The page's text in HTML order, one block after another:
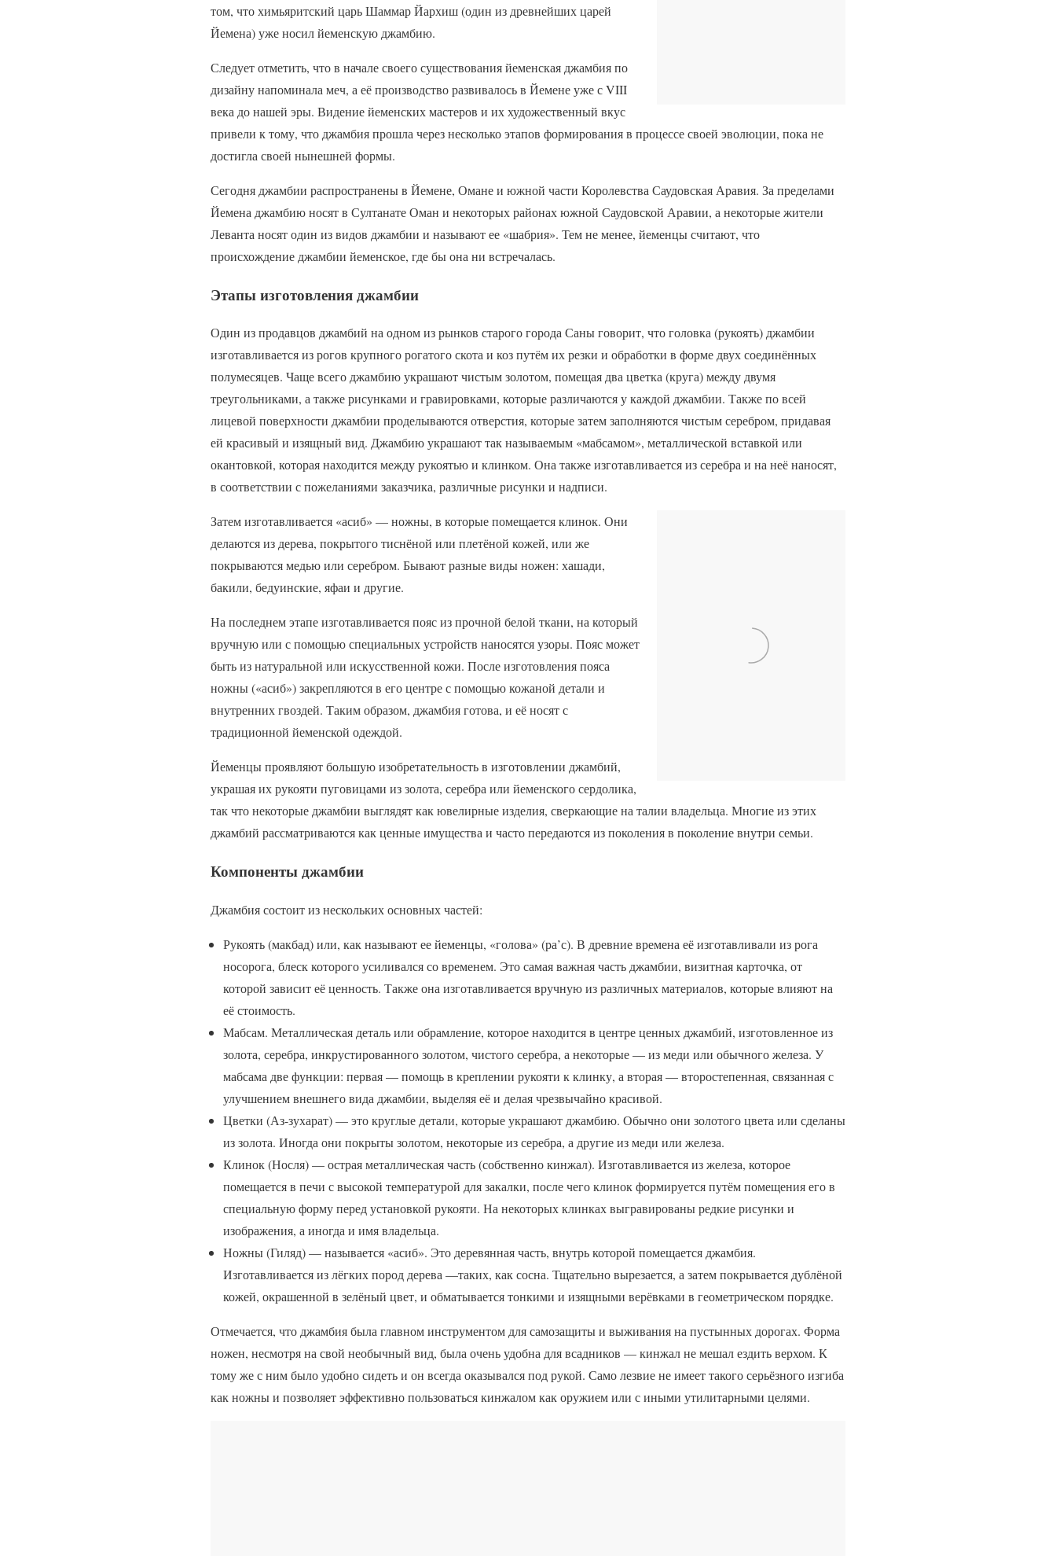
том, что химьяритский царь Шаммар Йархиш (один из древнейших царей
Йемена) уже носил йеменскую джамбию.
Следует отметить, что в начале своего существования йеменская джамбия по
дизайну напоминала меч, а её производство развивалось в Йемене уже с VIII
века до нашей эры. Видение йеменских мастеров и их художественный вкус
привели к тому, что джамбия прошла через несколько этапов формирования в процессе своей эволюции, пока не
достигла своей нынешней формы.
Сегодня джамбии распространены в Йемене, Омане и южной части Королевства Саудовская Аравия. За пределами
Йемена джамбию носят в Султанате Оман и некоторых районах южной Саудовской Аравии, а некоторые жители
Леванта носят один из видов джамбии и называют ее «шабрия». Тем не менее, йеменцы считают, что
происхождение джамбии йеменское, где бы она ни встречалась.
Этапы изготовления джамбии
Один из продавцов джамбий на одном из рынков старого города Саны говорит, что головка (рукоять) джамбии
изготавливается из рогов крупного рогатого скота и коз путём их резки и обработки в форме двух соединённых
полумесяцев. Чаще всего джамбию украшают чистым золотом, помещая два цветка (круга) между двумя
треугольниками, а также рисунками и гравировками, которые различаются у каждой джамбии. Также по всей
лицевой поверхности джамбии проделываются отверстия, которые затем заполняются чистым серебром, придавая
ей красивый и изящный вид. Джамбию украшают так называемым «мабсамом», металлической вставкой или
окантовкой, которая находится между рукоятью и клинком. Она также изготавливается из серебра и на неё наносят,
в соответствии с пожеланиями заказчика, различные рисунки и надписи.
Затем изготавливается «асиб» — ножны, в которые помещается клинок. Они
делаются из дерева, покрытого тиснёной или плетёной кожей, или же
покрываются медью или серебром. Бывают разные виды ножен: хашади,
бакили, бедуинские, яфаи и другие.
На последнем этапе изготавливается пояс из прочной белой ткани, на который
вручную или с помощью специальных устройств наносятся узоры. Пояс может
быть из натуральной или искусственной кожи. После изготовления пояса
ножны («асиб») закрепляются в его центре с помощью кожаной детали и
внутренних гвоздей. Таким образом, джамбия готова, и её носят с
традиционной йеменской одеждой.
Йеменцы проявляют большую изобретательность в изготовлении джамбий,
украшая их рукояти пуговицами из золота, серебра или йеменского сердолика,
так что некоторые джамбии выглядят как ювелирные изделия, сверкающие на талии владельца. Многие из этих
джамбий рассматриваются как ценные имущества и часто передаются из поколения в поколение внутри семьи.
Компоненты джамбии
Джамбия состоит из нескольких основных частей:
Рукоять (макбад) или, как называют ее йеменцы, «голова» (ра’с). В древние времена её изготавливали из рога
носорога, блеск которого усиливался со временем. Это самая важная часть джамбии, визитная карточка, от
которой зависит её ценность. Также она изготавливается вручную из различных материалов, которые влияют на
её стоимость.
Мабсам. Металлическая деталь или обрамление, которое находится в центре ценных джамбий, изготовленное из
золота, серебра, инкрустированного золотом, чистого серебра, а некоторые — из меди или обычного железа. У
мабсама две функции: первая — помощь в креплении рукояти к клинку, а вторая — второстепенная, связанная с
улучшением внешнего вида джамбии, выделяя её и делая чрезвычайно красивой.
Цветки (Аз-зухарат) — это круглые детали, которые украшают джамбию. Обычно они золотого цвета или сделаны
из золота. Иногда они покрыты золотом, некоторые из серебра, а другие из меди или железа.
Клинок (Носля) — острая металлическая часть (собственно кинжал). Изготавливается из железа, которое
помещается в печи с высокой температурой для закалки, после чего клинок формируется путём помещения его в
специальную форму перед установкой рукояти. На некоторых клинках выгравированы редкие рисунки и
изображения, а иногда и имя владельца.
Ножны (Гиляд) — называется «асиб». Это деревянная часть, внутрь которой помещается джамбия.
Изготавливается из лёгких пород дерева —таких, как сосна. Тщательно вырезается, а затем покрывается дублёной
кожей, окрашенной в зелёный цвет, и обматывается тонкими и изящными верёвками в геометрическом порядке.
Отмечается, что джамбия была главном инструментом для самозащиты и выживания на пустынных дорогах. Форма
ножен, несмотря на свой необычный вид, была очень удобна для всадников — кинжал не мешал ездить верхом. К
тому же с ним было удобно сидеть и он всегда оказывался под рукой. Само лезвие не имеет такого серьёзного изгиба
как ножны и позволяет эффективно пользоваться кинжалом как оружием или с иными утилитарными целями.